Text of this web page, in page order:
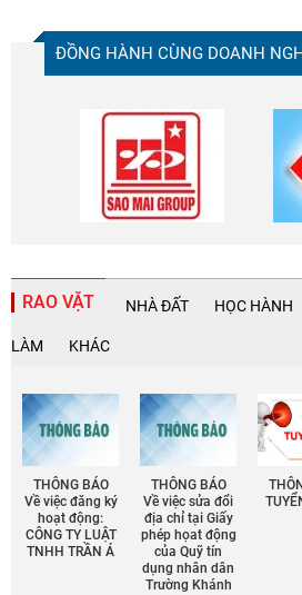
ĐỒNG HÀNH CÙNG DOANH
RAO VẶT NHÀ ĐẤT HỌC HÀNH
LÀM KHÁC
THÔNG BÁO
Về việc đăng ký
hoạt động:
CÔNG TY LUẬT
TNHH TRẦN Á
THÔNG BÁO
Về việc sửa đổi
địa chỉ tại Giấy
phép họat động
của Quỹ tín
dụng nhân dân
Trường Khánh